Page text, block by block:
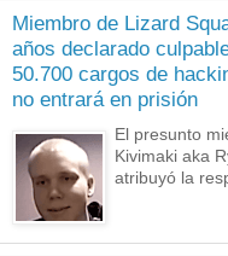
Miembro de Lizard
años declarado
50.700 cargos de
no entrará en prisión
El presunto
Kivimaki aka
atribuyó la